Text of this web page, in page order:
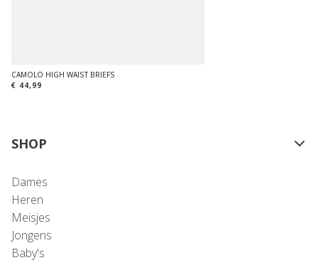
CAMOLO HIGH WAIST BRIEFS
€ 44,99
SHOP
Dames
Heren
Meisjes
Jongens
Baby's